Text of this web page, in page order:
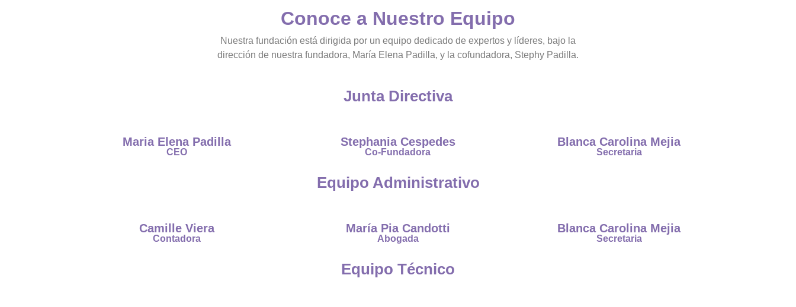
Conoce a Nuestro Equipo
Nuestra fundación está dirigida por un equipo dedicado de expertos y líderes, bajo la
dirección de nuestra fundadora, María Elena Padilla, y la cofundadora, Stephy Padilla.
Junta Directiva
Maria Elena Padilla
CEO
Stephania Cespedes
Co-Fundadora
Blanca Carolina Mejia
Secretaria
Equipo Administrativo
Camille Viera
Contadora
María Pia Candotti
Abogada
Blanca Carolina Mejia
Secretaria
Equipo Técnico